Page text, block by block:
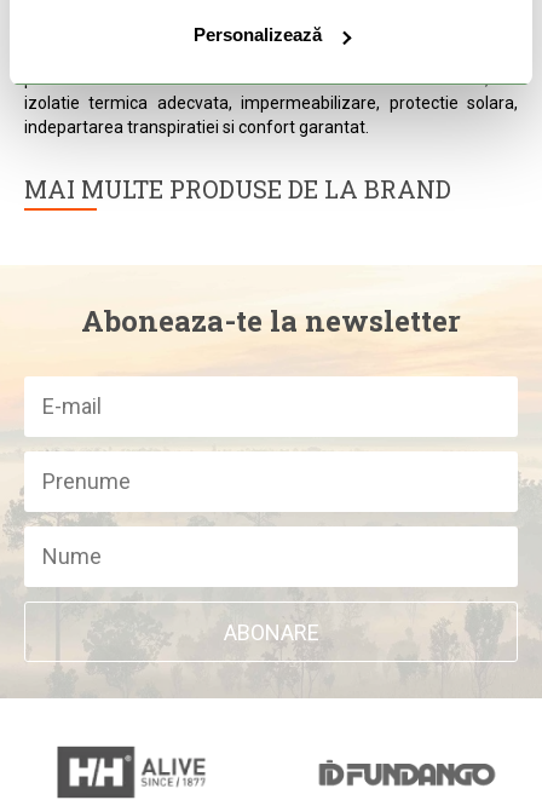
Personalizează
valoare adaugata care sa alinieze tehnologii inovatoare,
izolatie termica adecvata, impermeabilizare, protectie solara,
indepartarea transpiratiei si confort garantat.
MAI MULTE PRODUSE DE LA BRAND
Aboneaza-te la newsletter
ABONARE